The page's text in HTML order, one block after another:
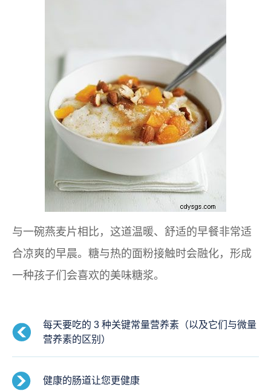
与一碗燕麦片相比，这道温暖、舒适的早餐非常适
合凉爽的早晨。糖与热的面粉接触时会融化，形成
一种孩子们会喜欢的美味糖浆。
每天要吃的 3 种关键常量营养素（以及它们与微量
营养素的区别）
健康的肠道让您更健康